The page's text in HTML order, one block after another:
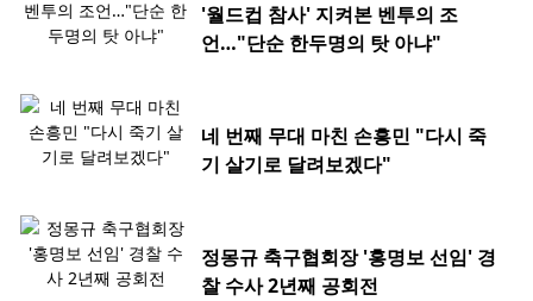
'월드컵 참사' 지켜본 벤투의 조
언…"단순 한두명의 탓 아냐"
네 번째 무대 마친 손흥민 "다시 죽
기 살기로 달려보겠다"
정몽규 축구협회장 '홍명보 선임' 경
찰 수사 2년째 공회전